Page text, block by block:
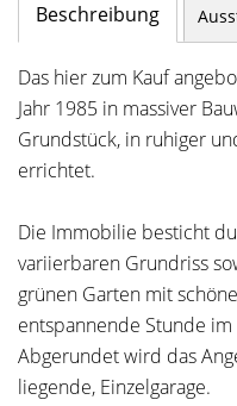
Beschreibung
Das hier zum Kauf
Jahr 1985 in massiver
Grundstück, in ruhiger
errichtet.
Die Immobilie besticht
variierbaren Grundriss
grünen Garten mit
entspannende Stunde
Abgerundet wird das
liegende, Einzelgarage.